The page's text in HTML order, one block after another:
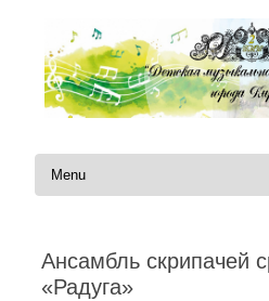
Перейти к содержимому
Ансамбль скрипачей
«Радуга»